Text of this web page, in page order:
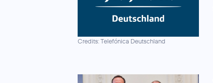
Credits: Telefónica Deutschland